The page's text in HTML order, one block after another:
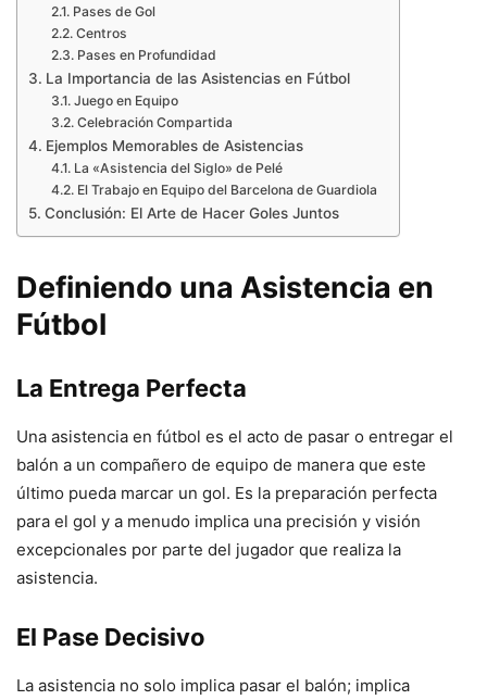
Pases de Gol
Centros
Pases en Profundidad
La Importancia de las Asistencias en Fútbol
Juego en Equipo
Celebración Compartida
Ejemplos Memorables de Asistencias
La «Asistencia del Siglo» de Pelé
El Trabajo en Equipo del Barcelona de Guardiola
Conclusión: El Arte de Hacer Goles Juntos
Definiendo una Asistencia en
Fútbol
La Entrega Perfecta
Una asistencia en fútbol es el acto de pasar o entregar el
balón a un compañero de equipo de manera que este
último pueda marcar un gol. Es la preparación perfecta
para el gol y a menudo implica una precisión y visión
excepcionales por parte del jugador que realiza la
asistencia.
El Pase Decisivo
La asistencia no solo implica pasar el balón; implica